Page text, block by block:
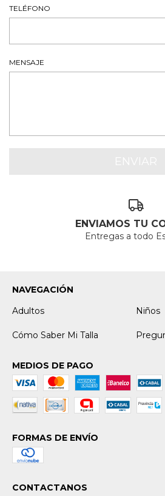
TELÉFONO
MENSAJE
ENVIAMOS TU
Entregas a todo
NAVEGACIÓN
Adultos
Niños
Cómo Saber Mi Talla
MEDIOS DE PAGO
FORMAS DE ENVÍO
CONTACTANOS